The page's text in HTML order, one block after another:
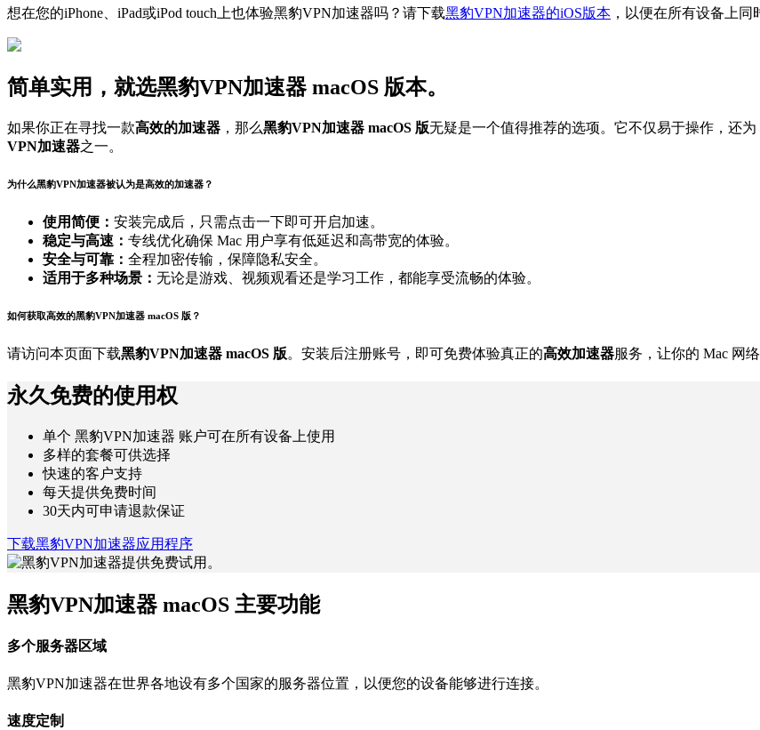
想在您的iPhone、iPad或iPod touch上也体验黑豹VPN加速器吗？请下载黑豹VPN加速器的iOS版本 ，以便在所有设备上同
简单实用，就选黑豹VPN加速器 macOS 版本。
如果你正在寻找一款高效的加速器 ，那么黑豹VPN加速器 macOS 版无疑是一个值得推荐的选项。它不仅易于操作，还
VPN加速器之一。
为什么黑豹VPN加速器被认为是高效的加速器？
使用简便： 安装完成后，只需点击一下即可开启加速。
稳定与高速： 专线优化确保 Mac 用户享有低延迟和高带宽的体验。
安全与可靠： 全程加密传输，保障隐私安全。
适用于多种场景： 无论是游戏、视频观看还是学习工作，都能享受流畅的体验。
如何获取高效的黑豹VPN加速器 macOS 版？
请访问本页面下载黑豹VPN加速器 macOS 版。安装后注册账号，即可免费体验真正的高效加速器服务，让你的 Mac 网
永久免费的使用权
单个 黑豹VPN加速器 账户可在所有设备上使用
多样的套餐可供选择
快速的客户支持
每天提供免费时间
30天内可申请退款保证
下载黑豹VPN加速器应用程序
黑豹VPN加速器 macOS 主要功能
多个服务器区域
黑豹VPN加速器在世界各地设有多个国家的服务器位置，以便您的设备能够进行连接。
速度定制